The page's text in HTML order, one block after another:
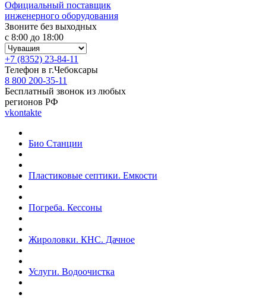
Официальный поставщик
инженерного оборудования
Звоните без выходных
с 8:00 до 18:00
+7 (8352) 23-84-11
Телефон в г.Чебоксары
8 800 200-35-11
Бесплатный звонок из любых
регионов РФ
vkontakte
Био Станции
Пластиковые септики. Емкости
Погреба. Кессоны
Жироловки. КНС. Дачное
Услуги. Водоочистка